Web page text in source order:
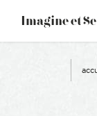
Imagine et